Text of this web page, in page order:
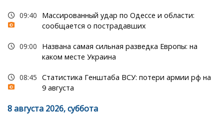
09:40
Массированный удар по Одессе и области:
сообщается о пострадавших
09:00
Названа самая сильная разведка Европы: на
каком месте Украина
08:45 Статистика Генштаба ВСУ: потери армии рф на
9 августа
8 августа 2026, суббота